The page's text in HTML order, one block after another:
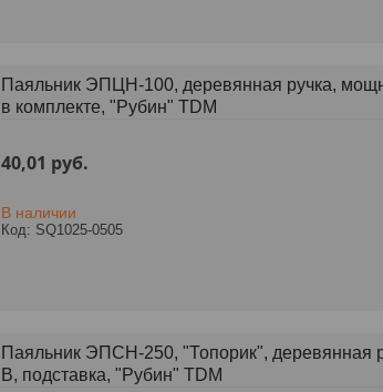
Паяльник ЭПЦН-100, деревянная ручка,
в комплекте, "Рубин" TDM
40,01 руб.
В наличии
SQ1025-0505
Паяльник ЭПСН-250, "Топорик", деревянная
В, подставка, "Рубин" TDM